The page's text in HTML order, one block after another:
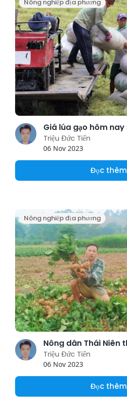
Nông nghiệp địa phương
Triệu Đức Tiến
06 Nov 2023
Đọc thêm
Nông nghiệp địa phương
Triệu Đức Tiến
06 Nov 2023
Đọc thêm